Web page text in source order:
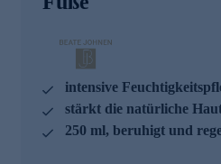
intensive
stärkt die natürliche
250 ml, beruhigt und